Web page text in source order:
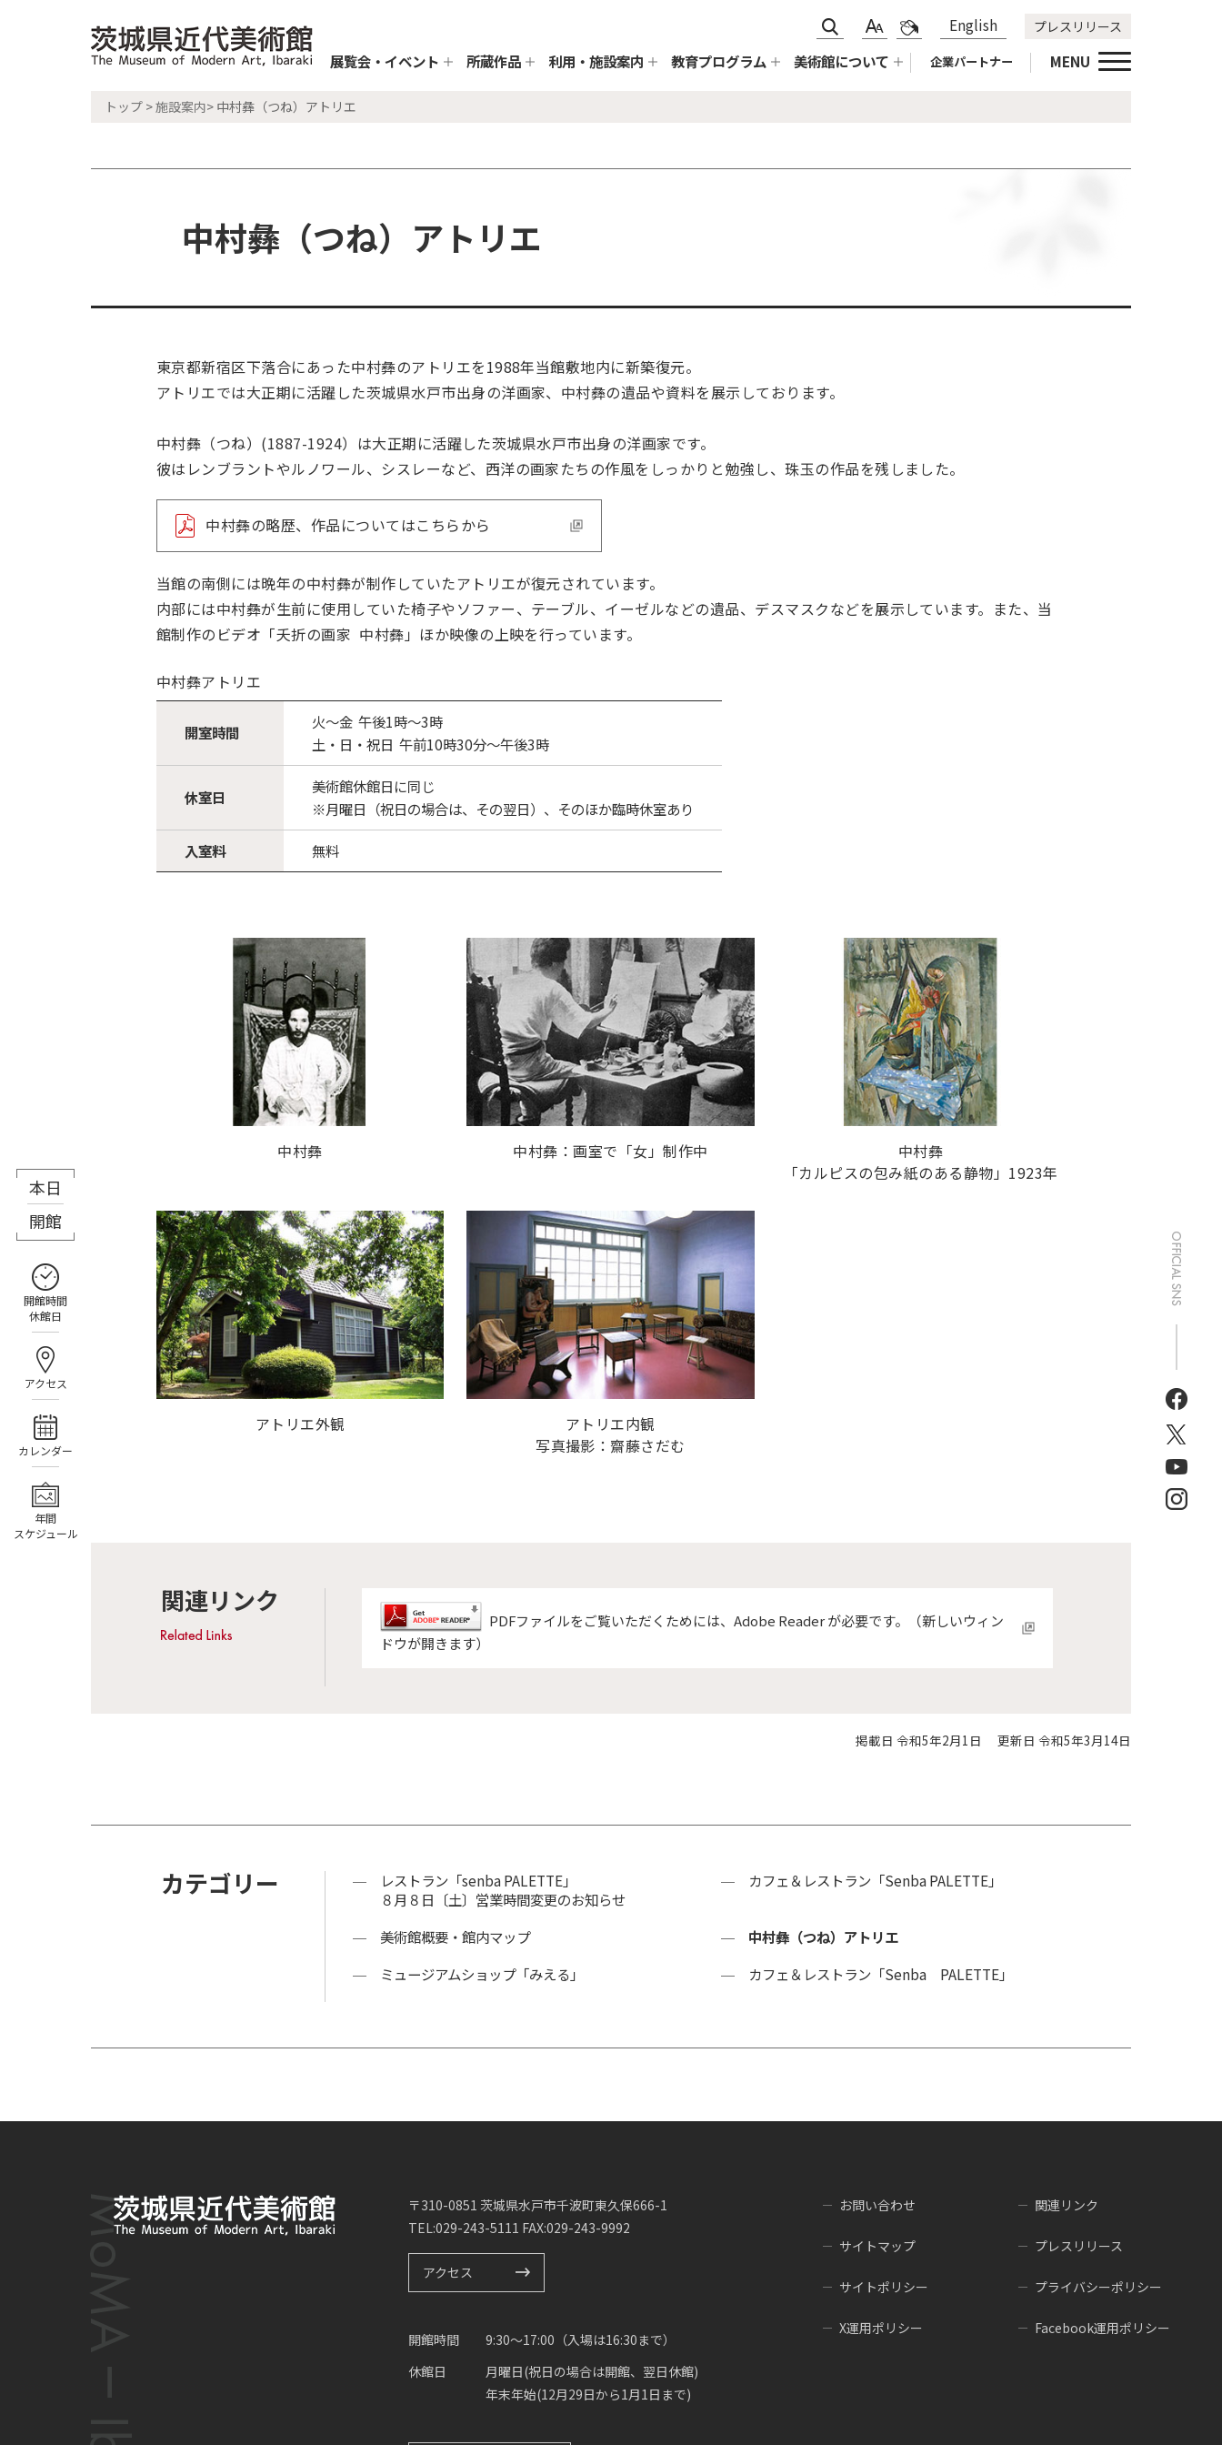
サ
ト
文
サ
更
標
拡
合
い
青
黒
English プレスリリース
展覧会・イベント 所蔵作品 利用・施設案内 教育プログラム 美術館について 企業パートナー MENU
本日
開館
開館時間
休館日
アクセス
カレンダー
年間
スケジュール
トップ >施設案内> 中村彝（つね）アトリエ
中村彝（つね）アトリエ
東京都新宿区下落合にあった中村彝のアトリエを1988年当館敷地内に新築復元。
アトリエでは大正期に活躍した茨城県水戸市出身の洋画家、中村彝の遺品や資料を展示しております。
中村彝（つね）(1887-1924）は大正期に活躍した茨城県水戸市出身の洋画家です。
彼はレンブラントやルノワール、シスレーなど、西洋の画家たちの作風をしっかりと勉強し、珠玉の作品を残しました。
中村彝の略歴、作品についてはこちらから
当館の南側には晩年の中村彝が制作していたアトリエが復元されています。
内部には中村彝が生前に使用していた椅子やソファー、テーブル、イーゼルなどの遺品、デスマスクなどを展示しています。また、当
館制作のビデオ「夭折の画家 中村彝」ほか映像の上映を行っています。
中村彝アトリエ
開室時間
火～金 午後1時～3時
土・日・祝日 午前10時30分～午後3時
休室日
美術館休館日に同じ
※月曜日（祝日の場合は、その翌日）、そのほか臨時休室あり
入室料 無料
中村彝 中村彝：画室で「女」制作中
中村彝
「カルピスの包み紙のある静物」1923年
アトリエ外観
アトリエ内観
写真撮影：齋藤さだむ
関連リンク
PDFファイルをご覧いただくためには、Adobe Reader が必要です。（新しいウィン
ドウが開きます）
掲載日 令和5年2月1日 更新日 令和5年3月14日
カテゴリー
レストラン「senba PALETTE」
８月８日〔土〕営業時間変更のお知らせ
カフェ＆レストラン「Senba PALETTE」
美術館概要・館内マップ
中村彝（つね）アトリエ
ミュージアムショップ「みえる」
カフェ＆レストラン「Senba PALETTE」
〒310-0851 茨城県水戸市千波町東久保666-1
TEL:029-243-5111 FAX:029-243-9992
アクセス
開館時間
9:30～17:00（入場は16:30まで）
休館日
月曜日(祝日の場合は開館、翌日休館)
年末年始(12月29日から1月1日まで)
お問い合わせ 関連リンク
サイトマップ プレスリリース
サイトポリシー プライバシーポリシー
X運用ポリシー Facebook運用ポリシー